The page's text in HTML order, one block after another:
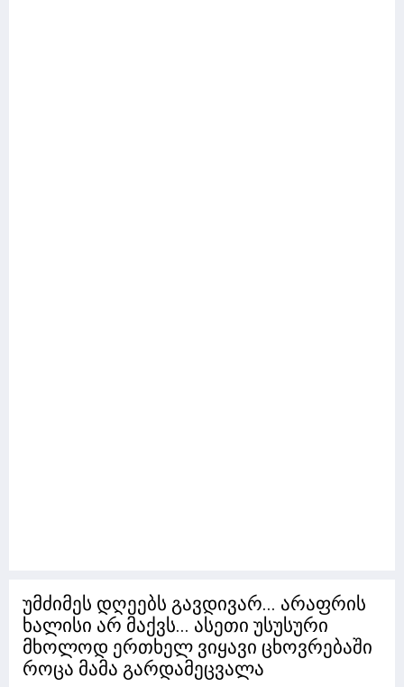
უმძიმეს დღეებს გავდივარ... არაფრის
ხალისი არ მაქვს... ასეთი უსუსური
მხოლოდ ერთხელ ვიყავი ცხოვრებაში
როცა მამა გარდამეცვალა